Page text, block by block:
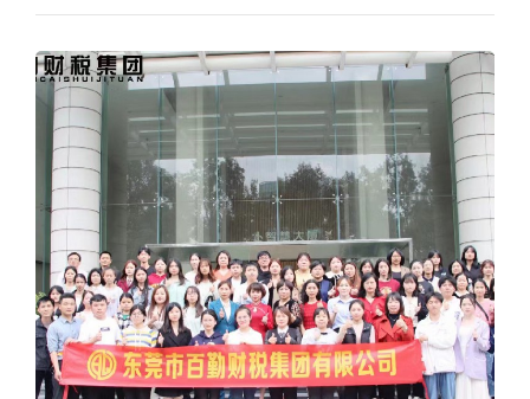
最新政策
关于百勤
联系
CLOSE